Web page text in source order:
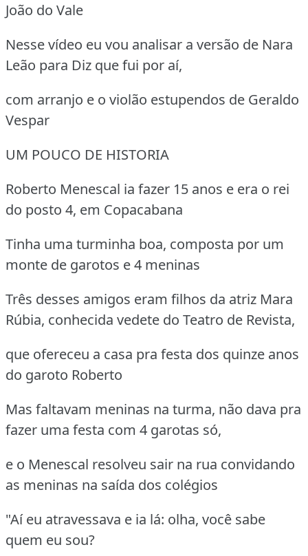
João do Vale
Nesse vídeo eu vou analisar a versão de Nara
Leão para Diz que fui por aí,
com arranjo e o violão estupendos de Geraldo
Vespar
UM POUCO DE HISTORIA
Roberto Menescal ia fazer 15 anos e era o rei
do posto 4, em Copacabana
Tinha uma turminha boa, composta por um
monte de garotos e 4 meninas
Três desses amigos eram filhos da atriz Mara
Rúbia, conhecida vedete do Teatro de Revista,
que ofereceu a casa pra festa dos quinze anos
do garoto Roberto
Mas faltavam meninas na turma, não dava pra
fazer uma festa com 4 garotas só,
e o Menescal resolveu sair na rua convidando
as meninas na saída dos colégios
"Aí eu atravessava e ia lá: olha, você sabe
quem eu sou?